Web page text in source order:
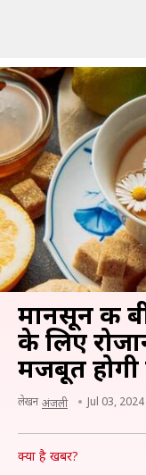
मानसून की
के लिए
मजबूत होगी
लेखन अंजली Jul 03, 2024
क्या है खबर?